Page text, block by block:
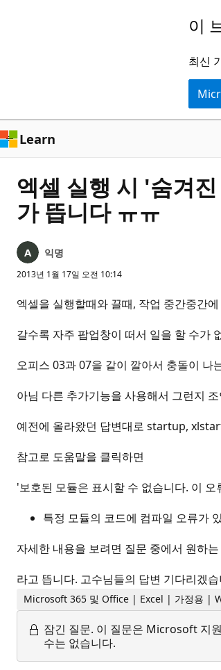
로
건
너
뛰
기
이
최신
Learn
엑셀 실행 시 '숨겨
가 뜹니다 ㅠㅠ
익명
2013년 1월 17일 오전 10:14
엑셀을 실행할때와 끌때, 작업 중간중간
갈수록 자주 팝업창이 떠서 일을 할 수가
오피스 03과 07을 같이 깔아서 충돌이 나
아님 다른 추가기능을 사용해서 그런지
예전에 올라왔던 답변대로 startup,
참고로 도움말을 클릭하면
'보호된 모듈은 표시할 수 없습니다. 이
특정 모듈의 코드에 컴파일 오류가
자세한 내용을 보려면 질문 중에서 원하
라고 뜹니다. 고수님들의 답변 기다리겠
Microsoft 365 및 Office | Excel | 가정용 |
잠긴 질문. 이 질문은 Microsoft 지
수는 없습니다.